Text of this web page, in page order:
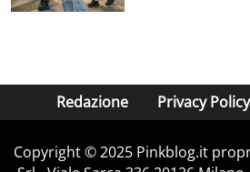
Redazione Privacy Policy
Copyright © 2025 Pinkblog.it